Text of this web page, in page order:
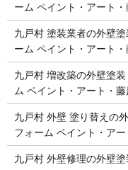
ーム ペイント・アート・
九戸村 塗装業者の外壁
ーム ペイント・アート・
九戸村 増改築の外壁塗
ム ペイント・アート・藤
九戸村 外壁 塗り替えの
フォーム ペイント・ア
九戸村 外壁修理の外壁